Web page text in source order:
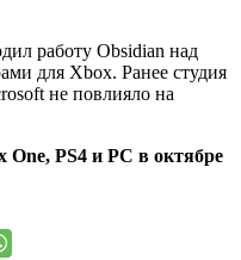
работу Obsidian над
для Xbox. Ранее студия
не повлияло на
One, PS4 и PC в октябре